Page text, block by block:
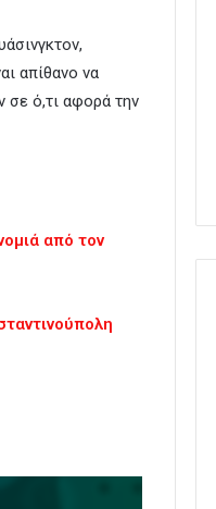
απίθανο να
σε ό,τι αφορά την
από τον